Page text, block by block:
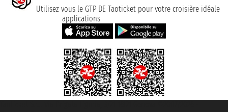
Utilisez vous le GTP DE Taoticket pour votre croisière idéale
applications